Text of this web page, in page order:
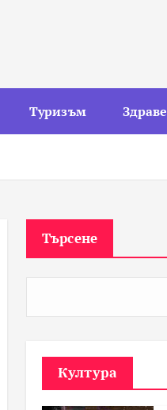
Туризъм Здраве
Търсене
Култура